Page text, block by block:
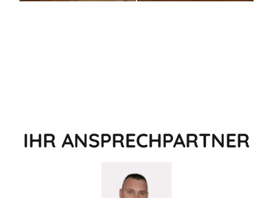
IHR ANSPRECHPARTNER